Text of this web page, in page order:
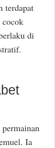
terdapat
cocok
di
Ia